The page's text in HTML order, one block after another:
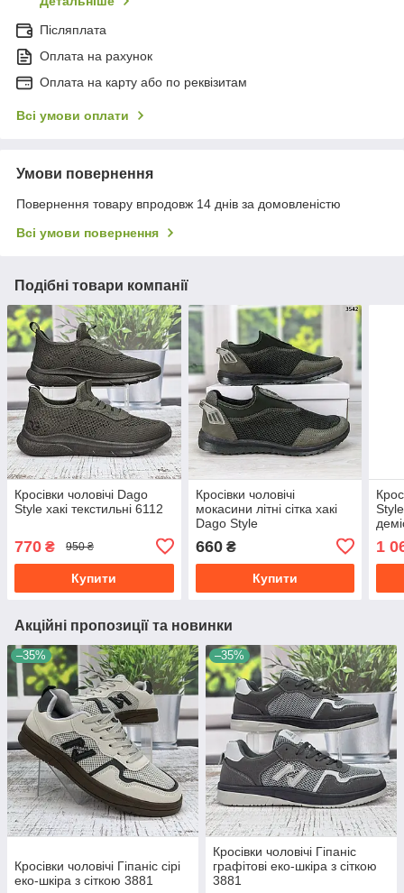
Післяплата
Оплата на рахунок
Оплата на карту або по реквізитам
Всі умови оплати
Умови повернення
Повернення товару впродовж 14 днів за домовленістю
Всі умови повернення
Подібні товари компанії
Кросівки чоловічі Dago
Style хакі текстильні 6112
770 ₴ 950 ₴
Купити
Кросівки чоловічі
мокасини літні сітка хакі
Dago Style
660₴
Купити
1
Акційні пропозиції та новинки
–35%
Кросівки чоловічі Гіпаніс сірі
еко-шкіра з сіткою 3881
–35%
Кросівки чоловічі Гіпаніс
графітові еко-шкіра з сіткою
3881